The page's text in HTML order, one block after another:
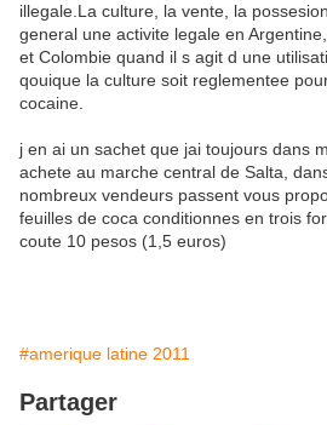
illegale.La culture, la vente, la
general une activite legale en
et Colombie quand il s agit d une
qouique la culture soit reglementee
cocaine.
j en ai un sachet que jai toujours dans
achete au marche central de Salta,
nombreux vendeurs passent vous
feuilles de coca conditionnes en trois
coute 10 pesos (1,5 euros)
#amerique latine 2011
Partager